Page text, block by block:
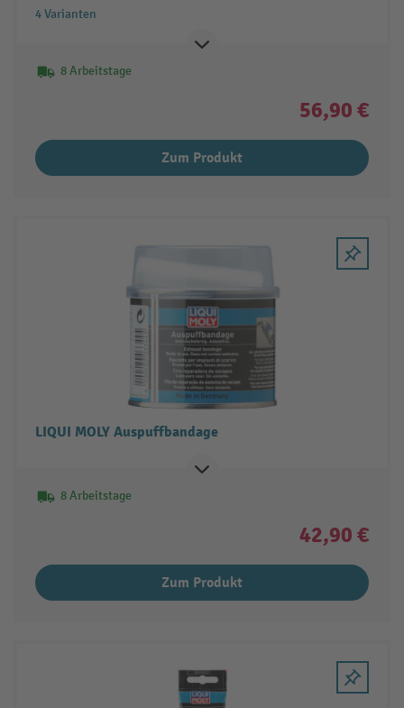
4 Varianten
8 Arbeitstage
56,90 €
Zum Produkt
LIQUI MOLY Auspuffbandage
8 Arbeitstage
42,90 €
Zum Produkt